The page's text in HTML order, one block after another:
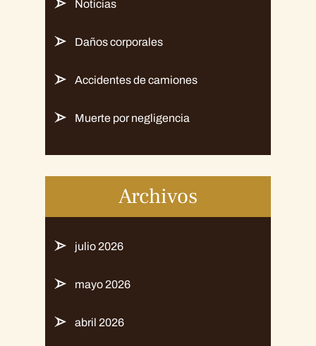
Noticias
Daños corporales
Accidentes de camiones
Muerte por negligencia
Archivos
julio 2026
mayo 2026
abril 2026